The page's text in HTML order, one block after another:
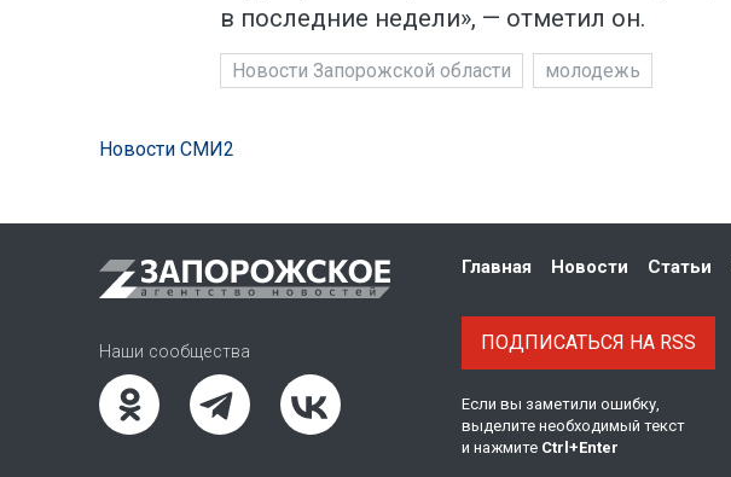
в последние недели», — отметил он.
Новости Запорожской области молодежь
Новости СМИ2
Наши сообщества ПОДПИСАТЬСЯ НА RSS
Если вы заметили ошибку,
выделите необходимый текст
и нажмите Ctrl +Enter
Главная Новости Статьи